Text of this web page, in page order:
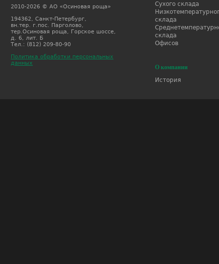
2010-2026 © АО «Осиновая роща»
194362, Санкт-Петербург,
вн.тер. г.пос. Парголово,
тер.Осиновая роща, Горское шоссе,
д. 6, лит. Б
Тел.: (812) 209-80-90
Политика обработки персональных
данных
Сухого склада
склада
склада
Офисов
О компании
История